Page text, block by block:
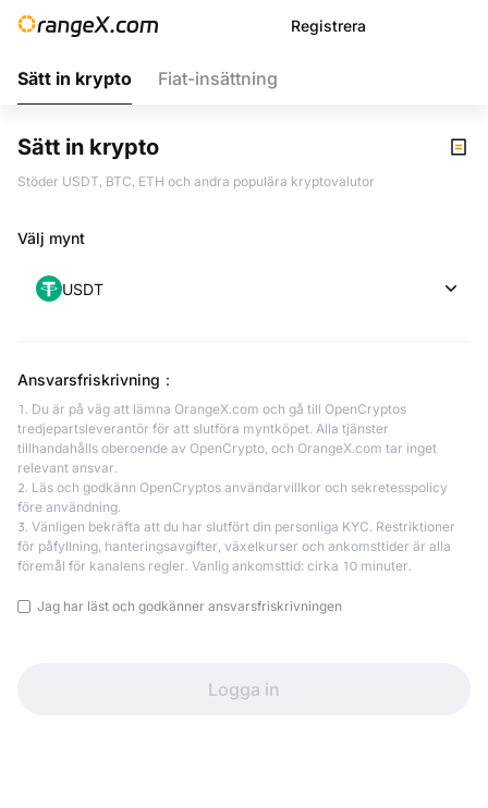
Registrera
Sätt in krypto Fiat-insättning
Sätt in krypto
Stöder USDT, BTC, ETH och andra populära kryptovalutor
Välj mynt
USDT
Ansvarsfriskrivning ：
1. Du är på väg att lämna OrangeX.com och gå till OpenCryptos
tredjepartsleverantör för att slutföra myntköpet. Alla tjänster
tillhandahålls oberoende av OpenCrypto, och OrangeX.com tar inget
relevant ansvar.
2. Läs och godkänn OpenCryptos användarvillkor och sekretesspolicy
före användning.
3. Vänligen bekräfta att du har slutfört din personliga KYC. Restriktioner
för påfyllning, hanteringsavgifter, växelkurser och ankomsttider är alla
föremål för kanalens regler. Vanlig ankomsttid: cirka 10 minuter.
Jag har läst och godkänner ansvarsfriskrivningen
Logga in